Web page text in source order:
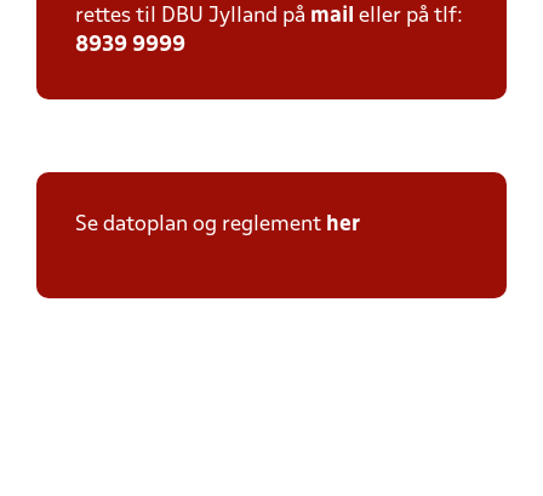
rettes til DBU Jylland på mail eller på tlf:
8939 9999
Se datoplan og reglement her